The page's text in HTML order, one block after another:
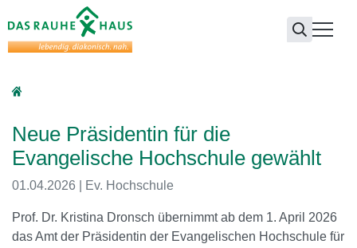
Neue Präsidentin für die
Evangelische Hochschule gewählt
01.04.2026 | Ev. Hochschule
Prof. Dr. Kristina Dronsch übernimmt ab dem 1. April 2026
das Amt der Präsidentin der Evangelischen Hochschule für